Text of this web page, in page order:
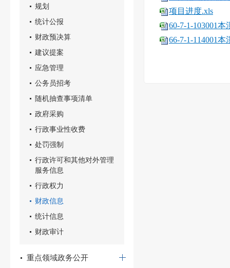
规划
统计公报
财政预决算
建议提案
应急管理
公务员招考
随机抽查事项清单
政府采购
行政事业性收费
处罚强制
行政许可和其他对外管理
服务信息
行政权力
财政信息
统计信息
财政审计
重点领域政务公开
项目进度.xls
60-7-1-103001
66-7-1-114001